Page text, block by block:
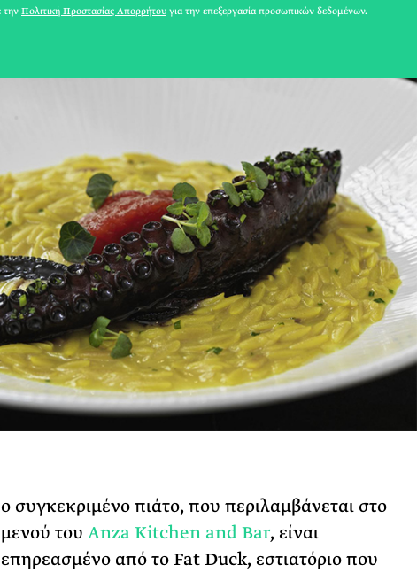
ο συγκεκριμένο πιάτο, που περιλαμβάνεται στο
μενού του Anza Kitchen and Bar, είναι
επηρεασμένο από το Fat Duck, εστιατόριο που
31 ΙΟΥΛΙΟΥ 2026
ΡΙΑ ΣΠΥΡΟΥ
την Πολιτική Προστασίας Απορρήτου για την επεξεργασία προσωπικών δεδομένων.